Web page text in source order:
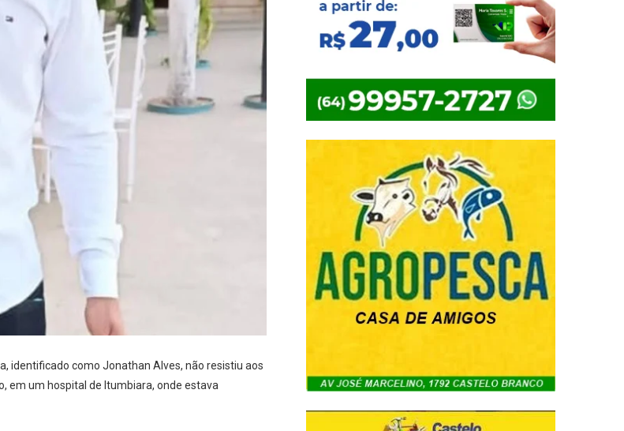
identificado como Jonathan Alves, não resistiu aos
em um hospital de Itumbiara, onde estava